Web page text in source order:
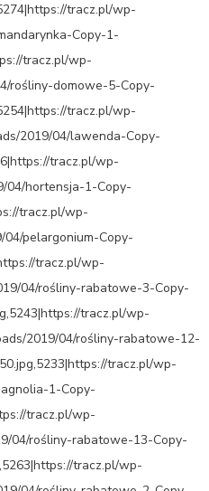
tracz.pl/wp-
Copy-1-
tracz.pl/wp-
rośliny-domowe-5-Copy-
tracz.pl/wp-
2019/04/lawenda-Copy-
tracz.pl/wp-
04/hortensja-1-Copy-
tracz.pl/wp-
pelargonium-Copy-
tracz.pl/wp-
04/rośliny-rabatowe-3-Copy-
tracz.pl/wp-
2019/04/rośliny-rabatowe-12-
tracz.pl/wp-
1-Copy-
tracz.pl/wp-
04/rośliny-rabatowe-13-Copy-
tracz.pl/wp-